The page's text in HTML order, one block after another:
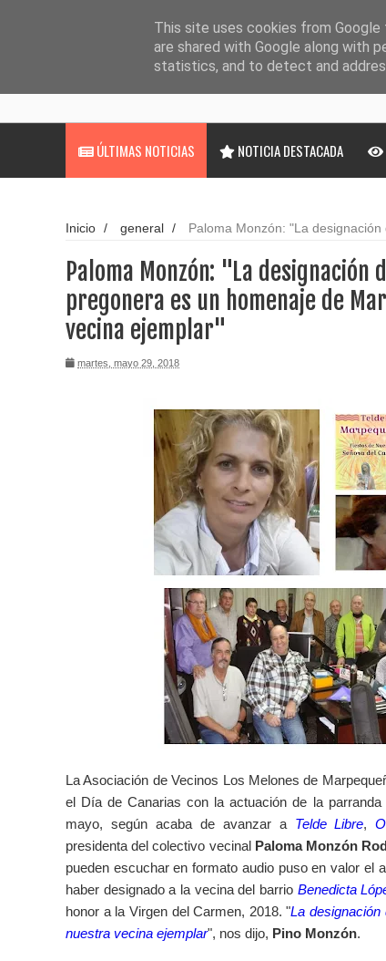
Cargando...
ÚLTIMAS NOTICIAS NOTICIA DESTACADA
Inicio / general /
Paloma Monzón: "La
Paloma Monzón: "La designación
pregonera es un homenaje de
vecina ejemplar"
martes, mayo 29, 2018
La Asociación de Vecinos Los Melones de
el Día de Canarias con la actuación de la
mayo, según acaba de avanzar a Telde Libre,
presidenta del colectivo vecinal Paloma Monzón
pueden escuchar en formato audio puso en valor el
haber designado a la vecina del barrio Benedicta
honor a la Virgen del Carmen, 2018. "La designación
nuestra vecina ejemplar", nos dijo, Pino Monzón.
This site uses cookies from
are shared with Google along with
statistics, and to detect and